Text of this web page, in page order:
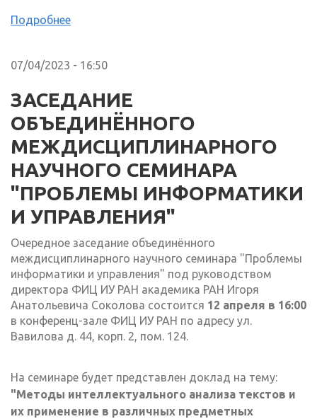
Подробнее
07/04/2023 - 16:50
ЗАСЕДАНИЕ
ОБЪЕДИНЁННОГО
МЕЖДИСЦИПЛИНАРНОГО
НАУЧНОГО СЕМИНАРА
"ПРОБЛЕМЫ ИНФОРМАТИКИ
И УПРАВЛЕНИЯ"
Очередное заседание объединённого
междисциплинарного научного семинара "Проблемы
информатики и управления" под руководством
директора ФИЦ ИУ РАН академика РАН Игоря
Анатольевича Соколова состоится 12 апреля в 16:00
в конференц-зале ФИЦ ИУ РАН по адресу ул.
Вавилова д. 44, корп. 2, пом. 124.
На семинаре будет представлен доклад на тему:
"Методы интеллектуального анализа текстов и
их применение в различных предметных